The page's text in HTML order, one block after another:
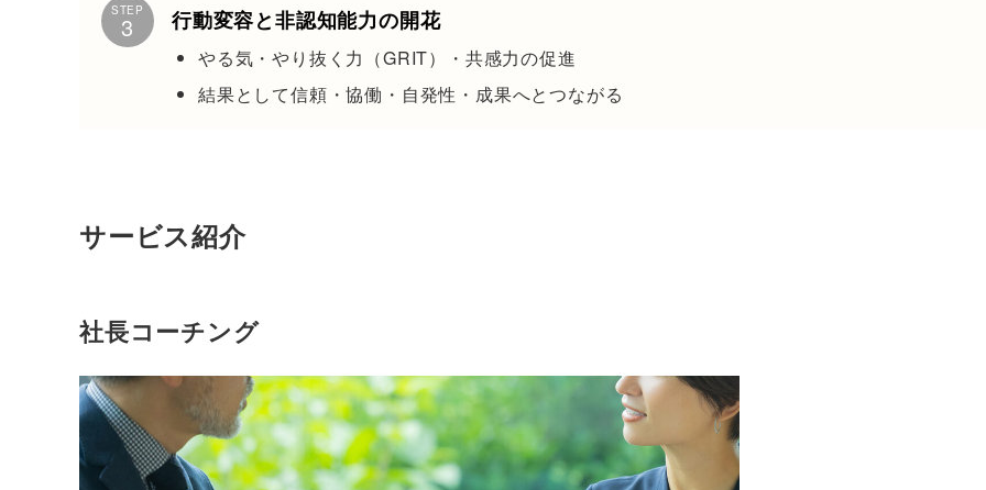
STEP
3 行動変容と非認知能力の開花
やる気・やり抜く力（GRIT）・共感力の促進
結果として信頼・協働・自発性・成果へとつながる
サービス紹介
社長コーチング